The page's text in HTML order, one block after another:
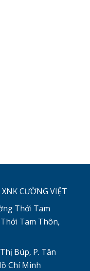
CƯỜNG VIỆT
Thới Tam
Tam Thôn,
Búp, P. Tân
Chí Minh